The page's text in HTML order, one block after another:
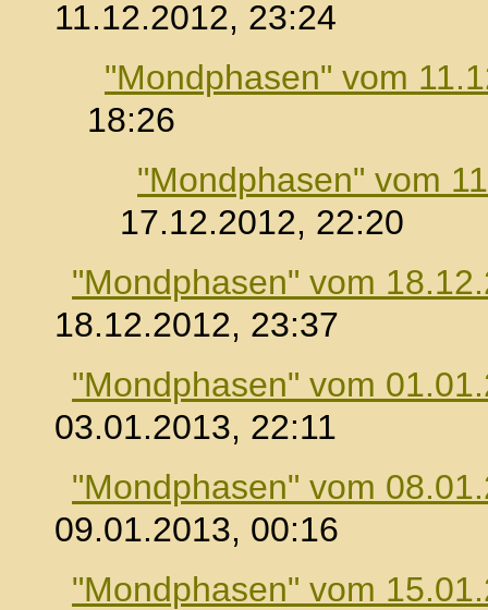
11.12.2012, 23:24
"Mondphasen" vom
18:26
"Mondphasen" vom
17.12.2012, 22:20
"Mondphasen" vom
18.12.2012, 23:37
"Mondphasen" vom
03.01.2013, 22:11
"Mondphasen" vom
09.01.2013, 00:16
"Mondphasen" vom